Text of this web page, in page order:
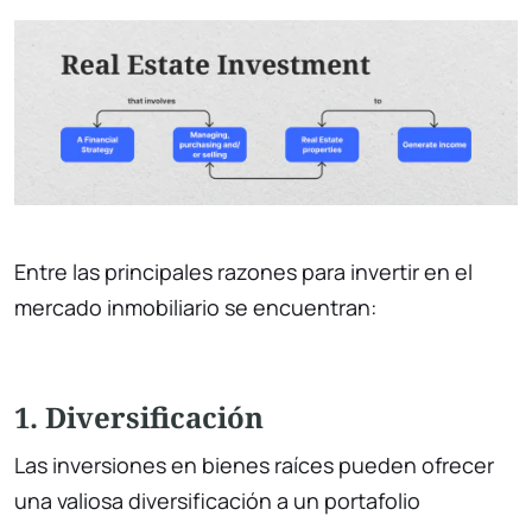
Entre las principales razones para invertir en el
mercado inmobiliario se encuentran:
1. Diversificación
Las inversiones en bienes raíces pueden ofrecer
una valiosa diversificación a un portafolio